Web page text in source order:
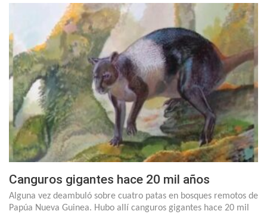
Canguros gigantes hace 20 mil años
Alguna vez deambuló sobre cuatro patas en bosques remotos de
Papúa Nueva Guinea. Hubo allí canguros gigantes hace 20 mil